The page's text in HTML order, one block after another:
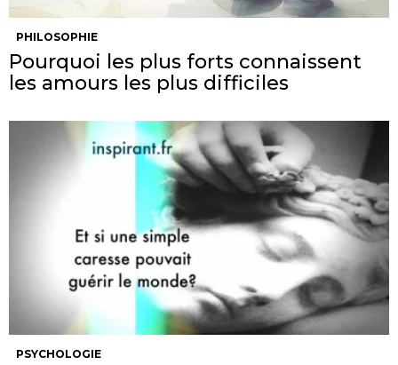
PHILOSOPHIE
Pourquoi les plus forts connaissent
les amours les plus difficiles
PSYCHOLOGIE